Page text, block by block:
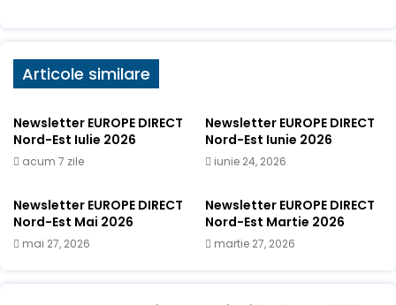
Articole similare
Newsletter EUROPE DIRECT
Nord-Est Iulie 2026
acum 7 zile
Newsletter EUROPE DIRECT
Nord-Est Iunie 2026
iunie 24, 2026
Newsletter EUROPE DIRECT
Nord-Est Mai 2026
mai 27, 2026
Newsletter EUROPE DIRECT
Nord-Est Martie 2026
martie 27, 2026